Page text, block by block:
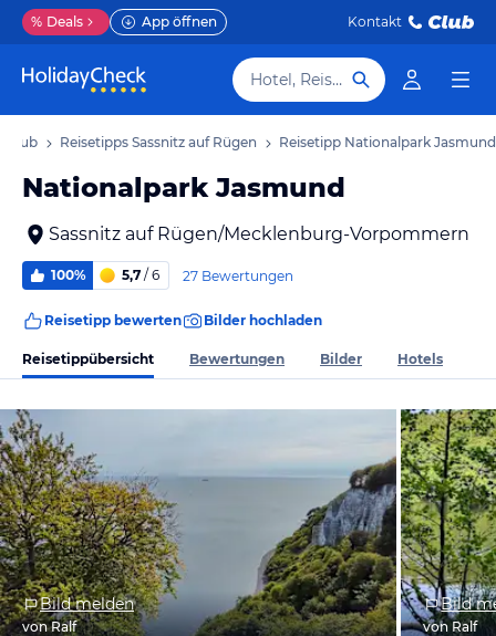
% Deals App öffnen Kontakt
Hotel, Reiseziel
Reisetipps Sassnitz auf Rügen Reisetipp Nationalpark Jasmund
Nationalpark Jasmund
Sassnitz auf Rügen/Mecklenburg-Vorpommern
100% 5,7 / 6 27 Bewertungen
Reisetipp bewerten Bilder hochladen
Reisetippübersicht Bewertungen Bilder Hotels
Bild melden
von Ralf
Bild
von Ralf